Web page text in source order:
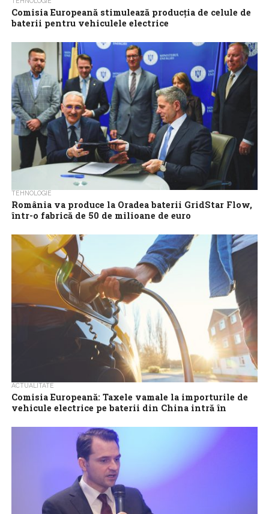
Comisia Europeană stimulează producţia de celule de
baterii pentru vehiculele electrice
cereri de propuneri, cu un buget de 3,4 miliarde de euro, pentru...
TEHNOLOGIE
România va produce la Oradea baterii GridStar Flow,
într-o fabrică de 50 de milioane de euro
semnat miercuri o scrisoare de intenţie în vederea construcţiei la
Oradea a unei fabrici de baterii...
ACTUALITATE
Comisia Europeană: Taxele vamale la importurile de
vehicule electrice pe baterii din China intră în
Tarifele vamale de până la 35,3% ale UE impuse producătorilor
chinezi de vehicule electrice pe baterii (BEV) vor intra în mod